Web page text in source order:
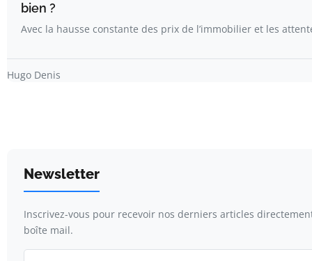
bien ?
Avec la hausse constante des prix de l’immobilier et les
Hugo Denis
Newsletter
Inscrivez-vous pour recevoir nos derniers articles
boîte mail.